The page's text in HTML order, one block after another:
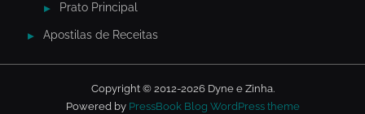
Prato Principal
Apostilas de Receitas
Copyright © 2012-2026 Dyne e Zinha.
Powered by PressBook Blog WordPress theme